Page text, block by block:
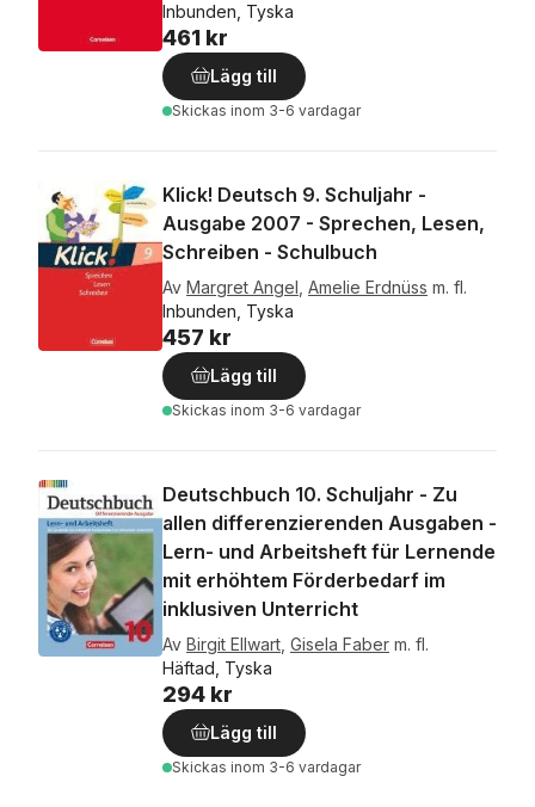
Inbunden, Tyska
461 kr
Lägg till
Skickas inom 3-6 vardagar
Klick! Deutsch 9. Schuljahr -
Ausgabe 2007 - Sprechen, Lesen,
Schreiben - Schulbuch
Av Margret Angel Amelie Erdnüss m. fl.
Inbunden, Tyska
457 kr
Lägg till
Skickas inom 3-6 vardagar
Deutschbuch 10. Schuljahr - Zu
allen differenzierenden Ausgaben -
Lern- und Arbeitsheft für Lernende
mit erhöhtem Förderbedarf im
inklusiven Unterricht
Av Birgit Ellwart Gisela Faber m. fl.
Häftad, Tyska
294 kr
Lägg till
Skickas inom 3-6 vardagar